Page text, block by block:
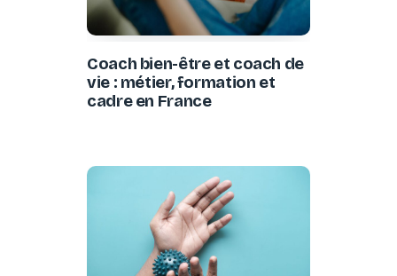
Coach bien-être et coach de
vie : métier, formation et
cadre en France